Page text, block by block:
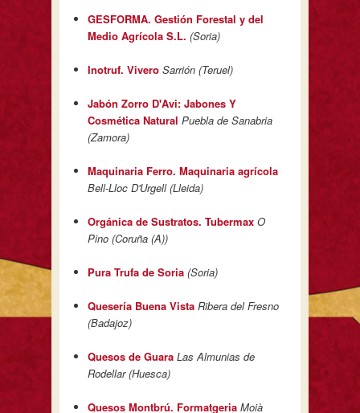
GESFORMA. Gestión Forestal y del
Medio Agrícola S.L. (Soria)
Inotruf. Vivero Sarrión (Teruel)
Jabón Zorro D'Avi: Jabones Y
Cosmética Natural Puebla de Sanabria
(Zamora)
Maquinaria Ferro. Maquinaria agrícola
Bell-Lloc D'Urgell (Lleida)
Orgánica de Sustratos. Tubermax O
Pino (Coruña (A))
Pura Trufa de Soria (Soria)
Quesería Buena Vista Ribera del Fresno
(Badajoz)
Quesos de Guara Las Almunias de
Rodellar (Huesca)
Quesos Montbrú. Formatgeria Moià